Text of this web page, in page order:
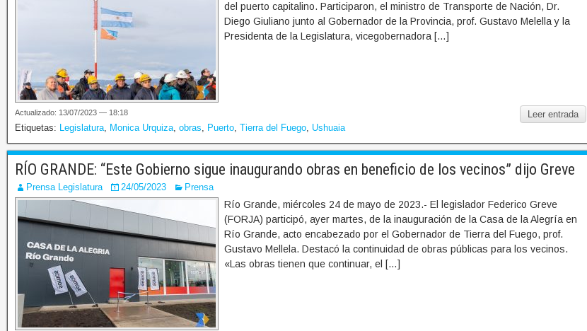
del puerto capitalino. Participaron, el ministro de Transporte de Nación, Dr.
Diego Giuliano junto al Gobernador de la Provincia, prof. Gustavo Melella y la
Presidenta de la Legislatura, vicegobernadora […]
Leer entrada
Actualizado: 13/07/2023 — 18:18
Etiquetas: Legislatura, Monica Urquiza, obras, Puerto, Tierra del Fuego, Ushuaia
RÍO GRANDE: “Este Gobierno sigue inaugurando obras en beneficio de los vecinos” dijo Greve
Prensa Legislatura 24/05/2023 Prensa
Río Grande, miércoles 24 de mayo de 2023.- El legislador Federico Greve
(FORJA) participó, ayer martes, de la inauguración de la Casa de la Alegría en
Río Grande, acto encabezado por el Gobernador de Tierra del Fuego, prof.
Gustavo Mellela. Destacó la continuidad de obras públicas para los vecinos.
«Las obras tienen que continuar, el […]